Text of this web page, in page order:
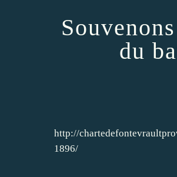
du
http://
1896/